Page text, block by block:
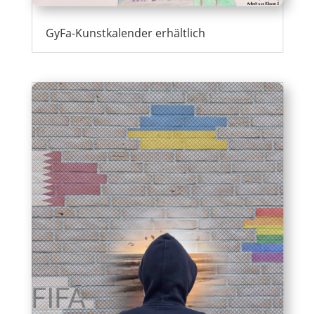
GyFa-Kunstkalender erhältlich